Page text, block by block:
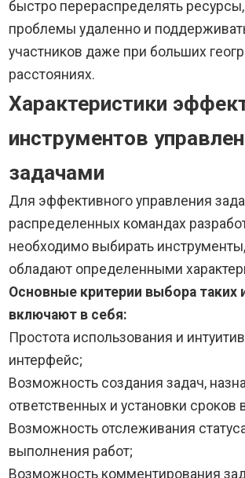
быстро перераспределять
проблемы удаленно и
участников даже при больших
расстояниях.
Характеристики
инструментов
задачами
Для эффективного управления
распределенных командах
необходимо выбирать
обладают определенными
Основные критерии выбора таких
включают в себя:
Простота использования и
интерфейс;
Возможность создания задач,
ответственных и установки сроков
Возможность отслеживания
выполнения работ;
Возможность комментирования